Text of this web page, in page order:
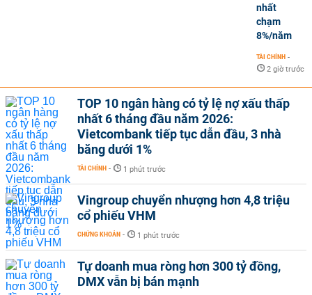
nhất
chạm
8%/năm
TÀI CHÍNH -
2 giờ trước
TOP 10 ngân hàng có tỷ lệ nợ xấu thấp
nhất 6 tháng đầu năm 2026:
Vietcombank tiếp tục dẫn đầu, 3 nhà
băng dưới 1%
TÀI CHÍNH - 1 phút trước
Vingroup chuyển nhượng hơn 4,8 triệu
cổ phiếu VHM
CHỨNG KHOÁN - 1 phút trước
Tự doanh mua ròng hơn 300 tỷ đồng,
DMX vẫn bị bán mạnh